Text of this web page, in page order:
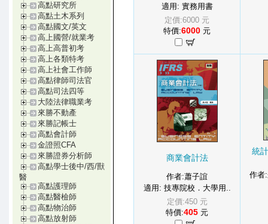
高點研究所
高點土木系列
高點國文/英文
高上國營/就業考
高上高普初考
高上各類特考
高上社會工作師
高點律師司法官
高點司法四等
大陸法律職業考
來勝不動產
來勝記帳士
高點會計師
金證照CFA
來勝證券分析師
高點學士後中/西/獸
醫
高點護理師
高點醫檢師
高點物治師
高點放射師
適用: 實務用書
定價:6000 元
特價:6000 元
商業會計法
作者:蕭子誼
適用: 技專院校．大學用..
定價:450 元
特價:405 元
統
作者